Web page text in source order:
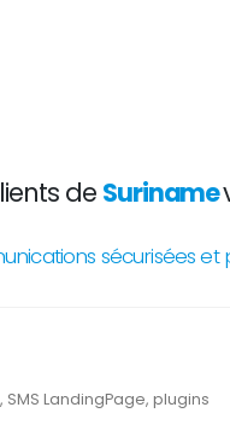
de Suriname
sécurisées et
SMS LandingPage, plugins